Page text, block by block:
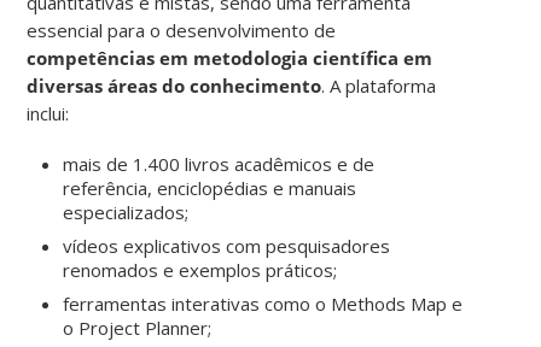
essencial para o desenvolvimento de
competências em metodologia científica em
diversas áreas do conhecimento. A plataforma
inclui:
mais de 1.400 livros acadêmicos e de
referência, enciclopédias e manuais
especializados;
vídeos explicativos com pesquisadores
renomados e exemplos práticos;
ferramentas interativas como o Methods Map e
o Project Planner;